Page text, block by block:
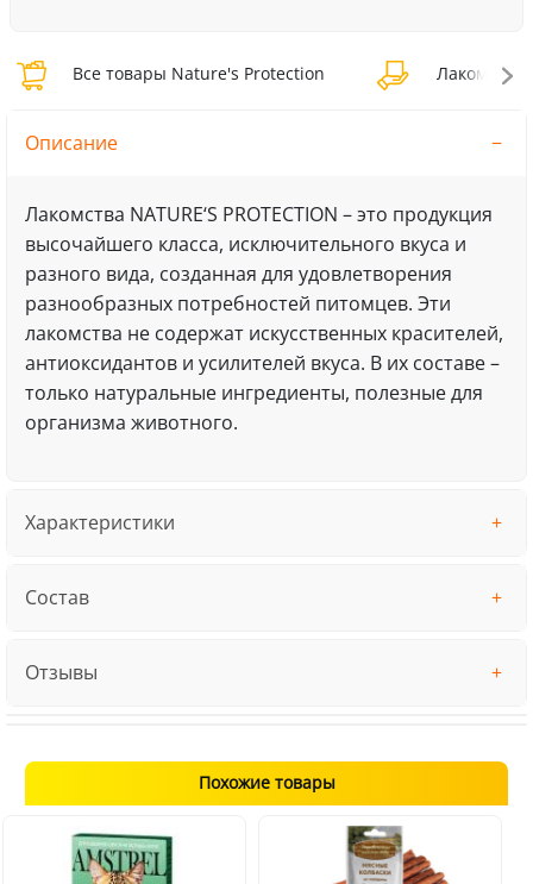
Все товары Nature's Protection Лакомства
Описание
Лакомства NATURE‘S PROTECTION – это продукция
высочайшего класса, исключительного вкуса и
разного вида, созданная для удовлетворения
разнообразных потребностей питомцев. Эти
лакомства не содержат искусственных красителей,
антиоксидантов и усилителей вкуса. В их составе –
только натуральные ингредиенты, полезные для
организма животного.
Характеристики
Состав
Отзывы
Похожие товары